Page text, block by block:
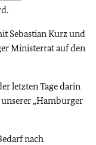
Sebastian Kurz und
Ministerrat auf den
letzten Tage darin
„Hamburger
nach